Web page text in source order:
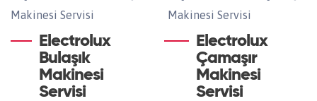
Electrolux
Bulaşık
Makinesi
Servisi
Electrolux
Çamaşır
Makinesi
Servisi